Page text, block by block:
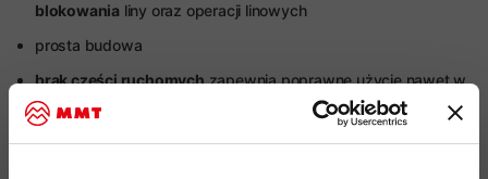
blokowania liny oraz operacji linowych
prosta budowa
brak cześci ruchomychzapewnia poprawne użycie nawet w
stresujących i zaskakujących sytuacjach
rekomendowany do korzystania z linami o średnicyod 8,7